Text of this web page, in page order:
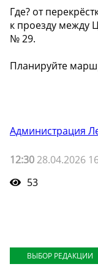
Где? от
к проезду между
№ 29.
Планируйте
Администрация
12:30 28.04.2026
53
ВЫБОР РЕДАКЦИИ